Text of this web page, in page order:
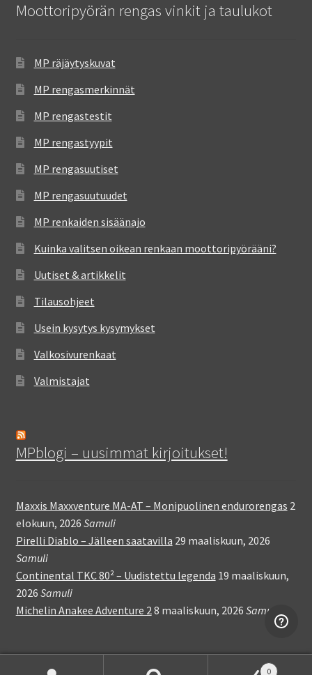
Moottoripyörän rengas vinkit ja taulukot
MP räjäytyskuvat
MP rengasmerkinnät
MP rengastestit
MP rengastyypit
MP rengasuutiset
MP rengasuutuudet
MP renkaiden sisäänajo
Kuinka valitsen oikean renkaan moottoripyörääni?
Uutiset & artikkelit
Tilausohjeet
Usein kysytys kysymykset
Valkosivurenkaat
Valmistajat
MPblogi – uusimmat kirjoitukset!
Maxxis Maxxventure MA-AT – Monipuolinen endurorengas 2
elokuun, 2026 Samuli
Pirelli Diablo – Jälleen saatavilla 29 maaliskuun, 2026
Samuli
Continental TKC 80² – Uudistettu legenda 19 maaliskuun,
2026 Samuli
Michelin Anakee Adventure 28 maaliskuun, 2026 Samuli
0